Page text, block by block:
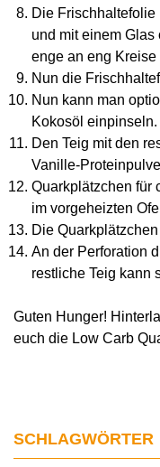
Die Frischhaltefolie
und mit einem Glas
enge an eng
Nun die
Nun kann man
Kokosöl einpinseln.
Den Teig mit den
Vanille-
Quarkplätzchen für
im vorgeheizten
Die
An der Perforation
restliche Teig kann
Guten Hunger!
euch die Low Carb
SCHLAGWÖRTER